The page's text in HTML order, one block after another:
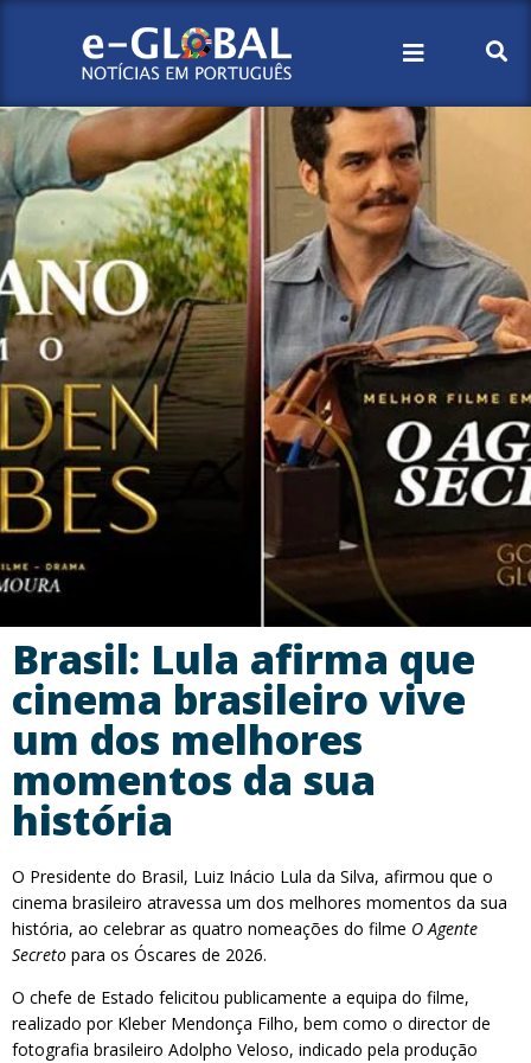
Brasil: Lula afirma que
cinema brasileiro vive
um dos melhores
momentos da sua
história
O Presidente do Brasil, Luiz Inácio Lula da Silva, afirmou que o
cinema brasileiro atravessa um dos melhores momentos da sua
história, ao celebrar as quatro nomeações do filme O Agente
Secreto para os Óscares de 2026.
O chefe de Estado felicitou publicamente a equipa do filme,
realizado por Kleber Mendonça Filho, bem como o director de
fotografia brasileiro Adolpho Veloso, indicado pela produção